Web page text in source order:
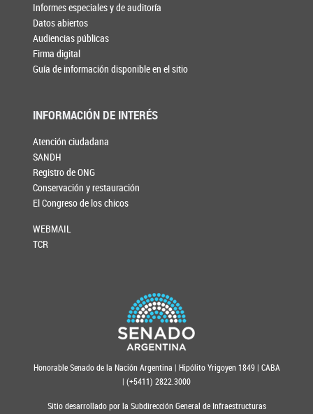
Informes especiales y de auditoría
Datos abiertos
Audiencias públicas
Firma digital
Guía de información disponible en el sitio
INFORMACIÓN DE INTERÉS
Atención ciudadana
SANDH
Registro de ONG
Conservación y restauración
El Congreso de los chicos
WEBMAIL
TCR
Honorable Senado de la Nación Argentina | Hipólito Yrigoyen 1849 | CABA
| (+5411) 2822.3000
Sitio desarrollado por la Subdirección General de Infraestructuras